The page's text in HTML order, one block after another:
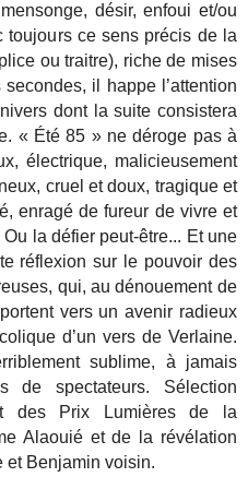
désir, enfoui et/ou
ce sens précis de la
ou traitre), riche de mises
il happe l’attention
dont la suite consistera
« Été 85 » ne déroge pas à
électrique, malicieusement
cruel et doux, tragique et
enragé de fureur de vivre et
la défier peut-être... Et une
réflexion sur le pouvoir des
qui, au dénouement de
vers un avenir radieux
d’un vers de Verlaine.
sublime, à jamais
de spectateurs. Sélection
des Prix Lumières de la
Alaouié et de la révélation
et Benjamin voisin.